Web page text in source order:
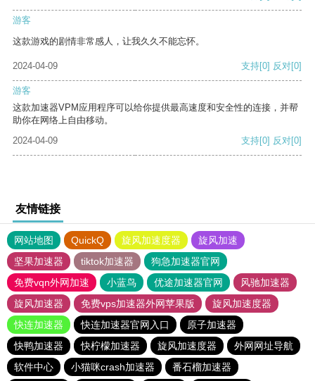
游客
这款游戏的剧情非常感人，让我久久不能忘怀。
2024-04-09 支持[0] 反对[0]
游客
这款加速器VPM应用程序可以给你提供最高速度和安全性的连接，并帮
助你在网络上自由移动。
2024-04-09
支持[0] 反对[0]
友情链接
网站地图 QuickQ 旋风加速度器
旋风加速
坚果加速器
tiktok加速器
狗急加速器官网
免费vqn外网加速
小蓝鸟 优途加速器官网
风驰加速器
旋风加速器
免费vps加速器外网苹果版
旋风加速度器
快连加速器
快连加速器官网入口
原子加速器
快鸭加速器
快柠檬加速器 旋风加速度器
外网网址导航
软件中心
小猫咪crash加速器 番石榴加速器